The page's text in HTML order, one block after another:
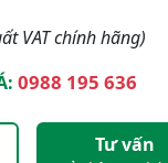
VAT chính hãng)
0988 195 636
Tư vấn